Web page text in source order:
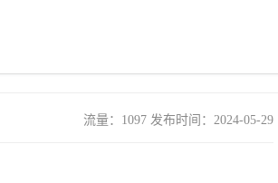
流量：1097 发布时间：2024-05-29